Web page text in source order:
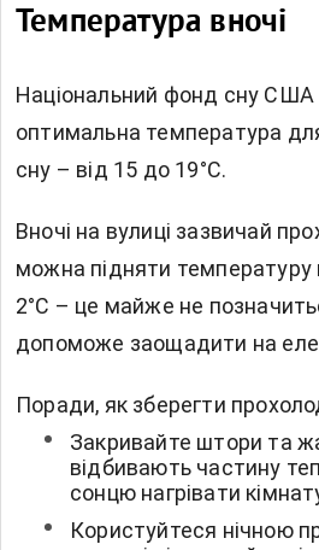
Температура вночі
Національний фонд сну США
оптимальна температура
сну – від 15 до 19°C.
Вночі на вулиці зазвичай
можна підняти температуру
2°C – це майже не
допоможе заощадити на
Поради, як зберегти
Закривайте штори та
відбивають частину
сонцю нагрівати
Користуйтеся нічною